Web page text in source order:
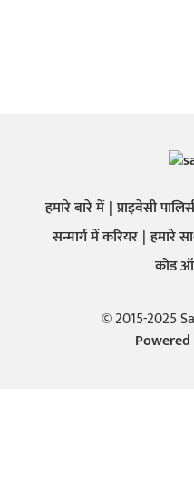
हमारे बारे में प्राइवेसी
सन्मार्ग में करियर हमारे
कोड
© 2015-2025